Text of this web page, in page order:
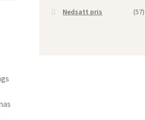
Nedsatt pris
(57)